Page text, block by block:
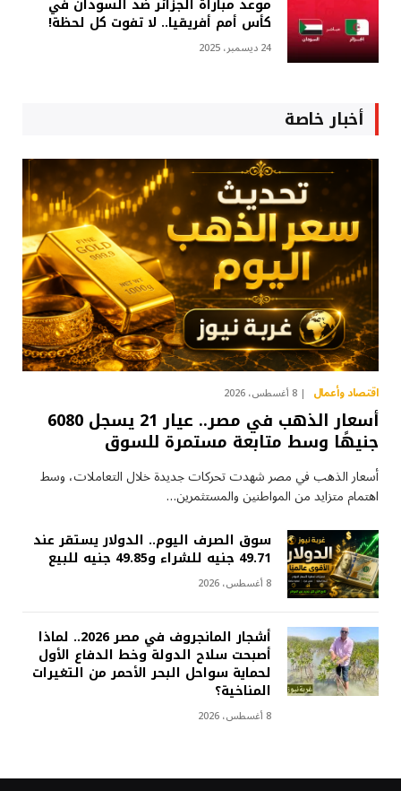
كأس أمم أفريقيا.. لا تفوت كل لحظة!
24 ديسمبر، 2025
أخبار خاصة
اقتصاد وأعمال 8 أغسطس، 2026
أسعار الذهب في مصر.. عيار 21 يسجل 6080
جنيهًا وسط متابعة مستمرة للسوق
أسعار الذهب في مصر شهدت تحركات جديدة خلال التعاملات، وسط
اهتمام متزايد من المواطنين والمستثمرين…
سوق الصرف اليوم.. الدولار يستقر عند
49.71 جنيه للشراء و49.85 جنيه للبيع
8 أغسطس، 2026
أشجار المانجروف في مصر 2026.. لماذا
أصبحت سلاح الدولة وخط الدفاع الأول
لحماية سواحل البحر الأحمر من التغيرات
المناخية؟
8 أغسطس، 2026